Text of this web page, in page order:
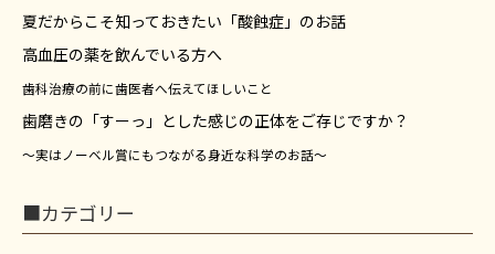
夏だからこそ知っておきたい「酸蝕症」のお話
高血圧の薬を飲んでいる方へ
歯科治療の前に歯医者へ伝えてほしいこと
歯磨きの「すーっ」とした感じの正体をご存じですか？
～実はノーベル賞にもつながる身近な科学のお話～
■カテゴリー